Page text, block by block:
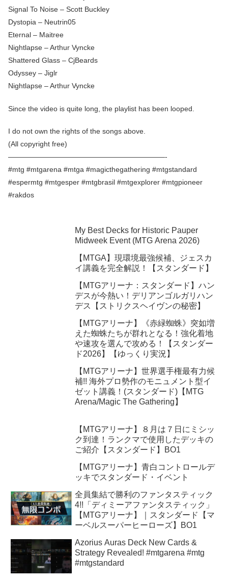
Signal To Noise – Scott Buckley
Dystopia – Neutrin05
Eternal – Maitree
Nightlapse – Arthur Vyncke
Shattered Glass – CjBeards
Odyssey – Jiglr
Nightlapse – Arthur Vyncke
Since the video is quite long, the playlist has been looped.
I do not own the rights of the songs above.
(All copyright free)
——————————————————————-
#mtg #mtgarena #mtga #magicthegathering #mtgstandard
#espermtg #mtgesper #mtgbrasil #mtgexplorer #mtgpioneer
#rakdos
My Best Decks for Historic Pauper
Midweek Event (MTG Arena 2026)
【MTGA】現環境最強候補、ジェスカ
イ講義を完全解説！【スタンダード】
【MTGアリーナ：スタンダード】ハン
デスが今熱い！デリアンゴルガリハン
デス【ストリクスヘイヴンの秘密】
【MTGアリーナ】《赤緑蜘蛛》突如増
えた蜘蛛たちが群れとなる！強化着地
や速攻を選んで攻める！【スタンダー
ド2026】【ゆっくり実況】
【MTGアリーナ】世界選手権最有力候
補!! 海外プロ勢作のモニュメント型イ
ゼット講義！(スタンダード)【MTG
Arena/Magic The Gathering】
【MTGアリーナ】８月は７日にミシッ
ク到達！ランクマで使用したデッキの
ご紹介【スタンダード】BO1
【MTGアリーナ】青白コントロールデ
ッキでスタンダード・イベント
全員集結で勝利のファンタスティック
4!!「ディミーアファンタスティック」
【MTGアリーナ】｜スタンダード【マ
ーベルスーパーヒーローズ】BO1
Azorius Auras Deck New Cards &
Strategy Revealed! #mtgarena #mtg
#mtgstandard